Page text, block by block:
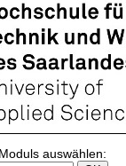
auswählen: